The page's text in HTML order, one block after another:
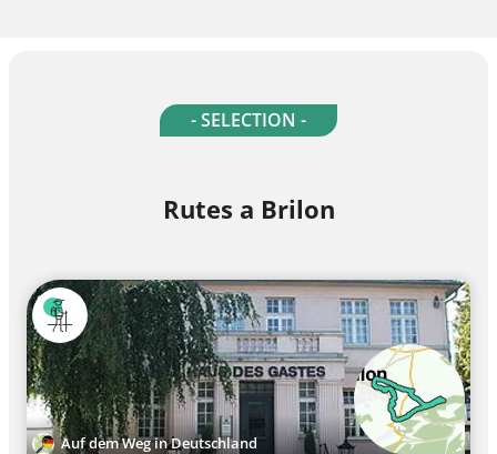
- SELECTION -
Rutes a Brilon
Auf dem Weg in Deutschland